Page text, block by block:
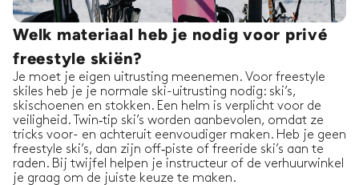
Welk materiaal heb je nodig voor privé
freestyle skiën?
Je moet je eigen uitrusting meenemen. Voor freestyle
skiles heb je je normale ski-uitrusting nodig: ski’s,
skischoenen en stokken. Een helm is verplicht voor de
veiligheid. Twin‑tip ski’s worden aanbevolen, omdat ze
tricks voor- en achteruit eenvoudiger maken. Heb je geen
freestyle ski’s, dan zijn off‑piste of freeride ski’s aan te
raden. Bij twijfel helpen je instructeur of de verhuurwinkel
je graag om de juiste keuze te maken.